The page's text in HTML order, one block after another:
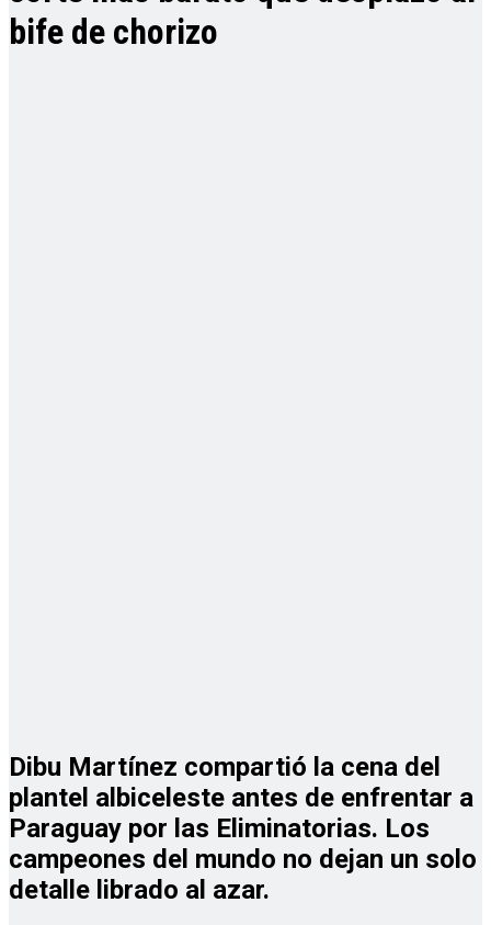
bife de chorizo
Dibu Martínez compartió la cena del
plantel albiceleste antes de enfrentar a
Paraguay por las Eliminatorias. Los
campeones del mundo no dejan un solo
detalle librado al azar.